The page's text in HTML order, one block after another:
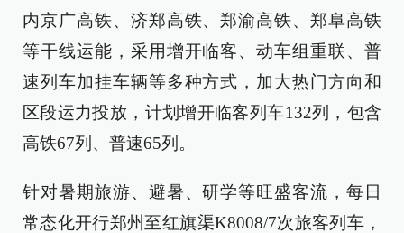
内京广高铁、济郑高铁、郑渝高铁、郑阜高铁
等干线运能，采用增开临客、动车组重联、普
速列车加挂车辆等多种方式，加大热门方向和
区段运力投放，计划增开临客列车132列，包含
高铁67列、普速65列。
针对暑期旅游、避暑、研学等旺盛客流，每日
常态化开行郑州至红旗渠K8008/7次旅客列车，